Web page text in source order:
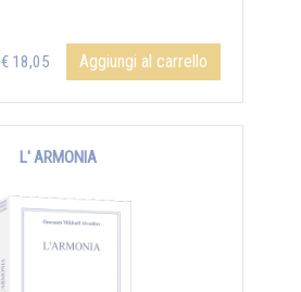
€ 18,05 Aggiungi al carrello
L' ARMONIA